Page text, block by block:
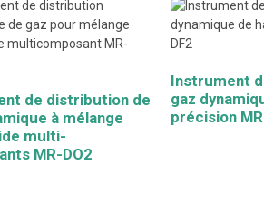
de distribution de
à mélange
multi-
MR-DO2
Instrument
gaz
précision